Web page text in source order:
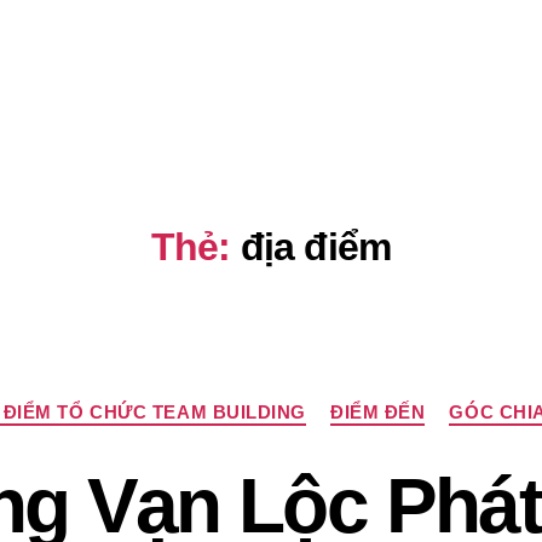
Thẻ: địa điểm
Chuyên
mục
TỔ CHỨC TEAM BUILDING ĐIỂM ĐẾN GÓC
Vạn Lộc